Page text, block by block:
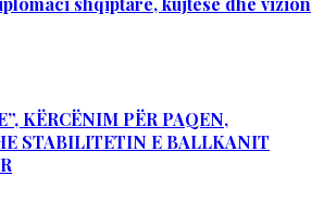
KËRCËNIM PËR PAQEN,
STABILITETIN E BALLKANIT